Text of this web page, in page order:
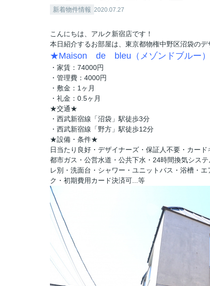
新着物件情報 2020.07.27
こんにちは、アルク新宿店です！
本日紹介するお部屋は、東京都物権中野区沼袋のデ
★Maison de bleu（メゾンドブルー
・家賃：74000円
・管理費：4000円
・敷金：1ヶ月
・礼金：0.5ヶ月
★交通★
・西武新宿線「沼袋」駅徒歩3分
・西武新宿線「野方」駅徒歩12分
★設備・条件★
日当たり良好・デザイナーズ・保証人不要・カー
都市ガス・公営水道・公共下水・24時間換気シス
レ別・洗面台・シャワー・ユニットバス・浴槽・
ク・ 初期費用カード決済可...等